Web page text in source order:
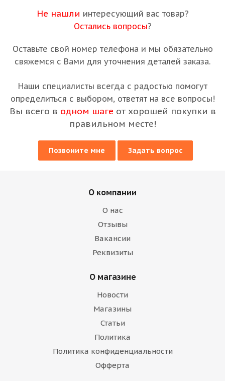
Не нашли интересующий вас товар?
Остались вопросы?
Оставьте свой номер телефона и мы обязательно
свяжемся с Вами для уточнения деталей заказа.
Наши специалисты всегда с радостью помогут
определиться с выбором, ответят на все вопросы!
Вы всего в одном шаге от хорошей покупки в
правильном месте!
Позвоните мне Задать вопрос
О компании
О нас
Отзывы
Вакансии
Реквизиты
О магазине
Новости
Магазины
Статьи
Политика
Политика конфиденциальности
Офферта